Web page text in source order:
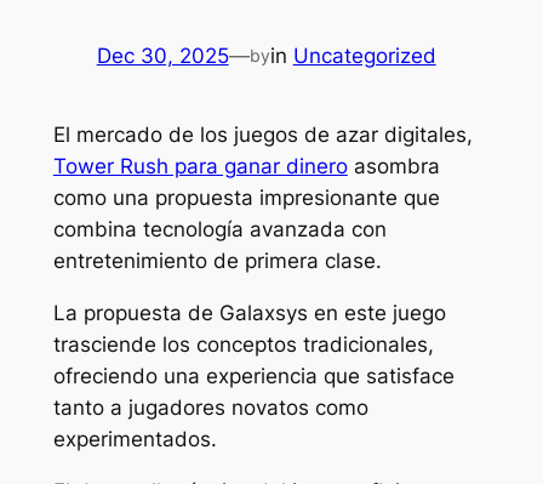
Dec 30, 2025—byin Uncategorized
El mercado de los juegos de azar digitales,
Tower Rush para ganar dineroasombra
como una propuesta impresionante que
combina tecnología avanzada con
entretenimiento de primera clase.
La propuesta de Galaxsys en este juego
trasciende los conceptos tradicionales,
ofreciendo una experiencia que satisface
tanto a jugadores novatos como
experimentados.